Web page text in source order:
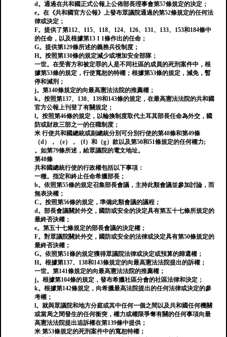
d。通過在共和國正式公報上公佈部長理事會第57條規定的決定；
e。在《共和國官方公報》上發布眾議院通過的第52條規定的任何法
律或決定；
F。提供了第112、115、118、124、126、131、133、153和184條中
的任命，以及根據第13 1 1條作出的任命；
G。提供第129條所述的義務兵役制度；
H。按照第130條的規定減少或增加安全部隊；
一世。在受害方和被定罪的人是不同社區的成員的死刑案件中，根
據第53條的規定，行使寬恕的特權；根據第53條的規定，減免，暫
停和減刑；
j。第140條規定的向最高憲法法院的推薦權；
k。按照第137、138、139和143條的規定，在最高憲法法院的共和國
官方公報上刊登了有關規定；
l。按照第46條的規定，以輪換制度取代土耳其部長任命為外交，國
防或財政三部之一的任職制度；
米 行使共和國總統或副總統分別可分別行使的第48條和第49條
（d），（e），（f）和（g）款以及第50和51條規定的任何權力;
。如第79條所述，給眾議院的電文地址。
第48條
共和國總統行使的行政權包括以下事項：
一種。指定和終止任命希臘部長；
b。依照第55條的規定召集部長會議，主持此類會議並參加討論，而
無表決權；
C。按照第56條的規定，準備此類會議的議程；
d。部長會議關於外交，國防或安全的決定具有第五十七條所規定的
最終否決權；
e。第五十七條規定的部長會議的決定權；
F。對眾議院關於外交，國防或安全的法律或決定具有第50條規定的
最終否決權；
G。依照第51條的規定獲得眾議院法律或決定或預算的歸還權；
H。根據第137、138和143條規定的向最高憲法法院提出的訴權；
一世。第141條規定的向最高憲法法院的推薦權；
j。根據第104條的規定，發布希臘社區分會的社區法律和決定；
k。根據第142條規定，向希臘最高法院提出的任何法律或決定的參
考權；
l。就與眾議院和地方分庭或其中任何一個之間以及共和國任何機關
或當局之間發生的任何衝突，權力或權限爭奪有關的任何事項向最
高憲法法院提出追訴權在第139條中提供；
米 第53條規定的死刑案件中的寬恕特權；